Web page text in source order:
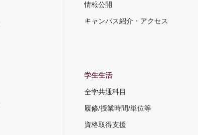
情報公開
キャンパス紹介・アクセス
学生生活
全学共通科目
履修/授業時間/単位等
資格取得支援